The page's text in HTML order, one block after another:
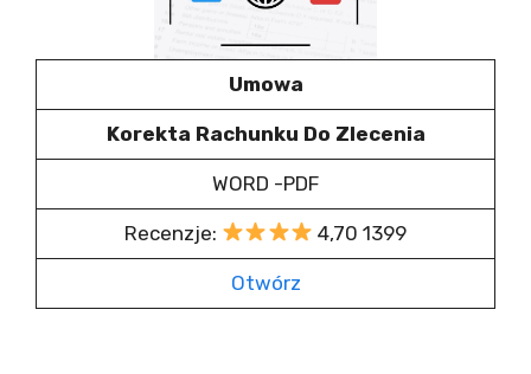
Umowa
Korekta Rachunku Do Zlecenia
WORD -PDF
Recenzje: 4,70 1399
Otwórz